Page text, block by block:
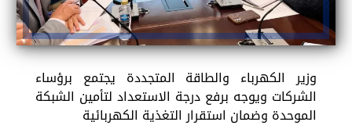
وزير الكهرباء والطاقة المتجددة يجتمع برؤساء
الشركات ويوجه برفع درجة الاستعداد لتأمين الشبكة
الموحدة وضمان استقرار التغذية الكهربائية